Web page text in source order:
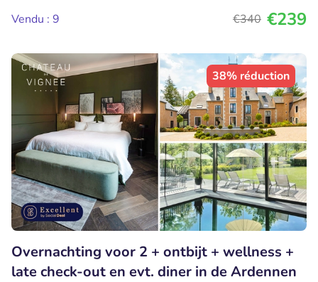
Vendu : 9
€340 €239
38% réduction
Overnachting voor 2 + ontbijt + wellness +
late check-out en evt. diner in de Ardennen